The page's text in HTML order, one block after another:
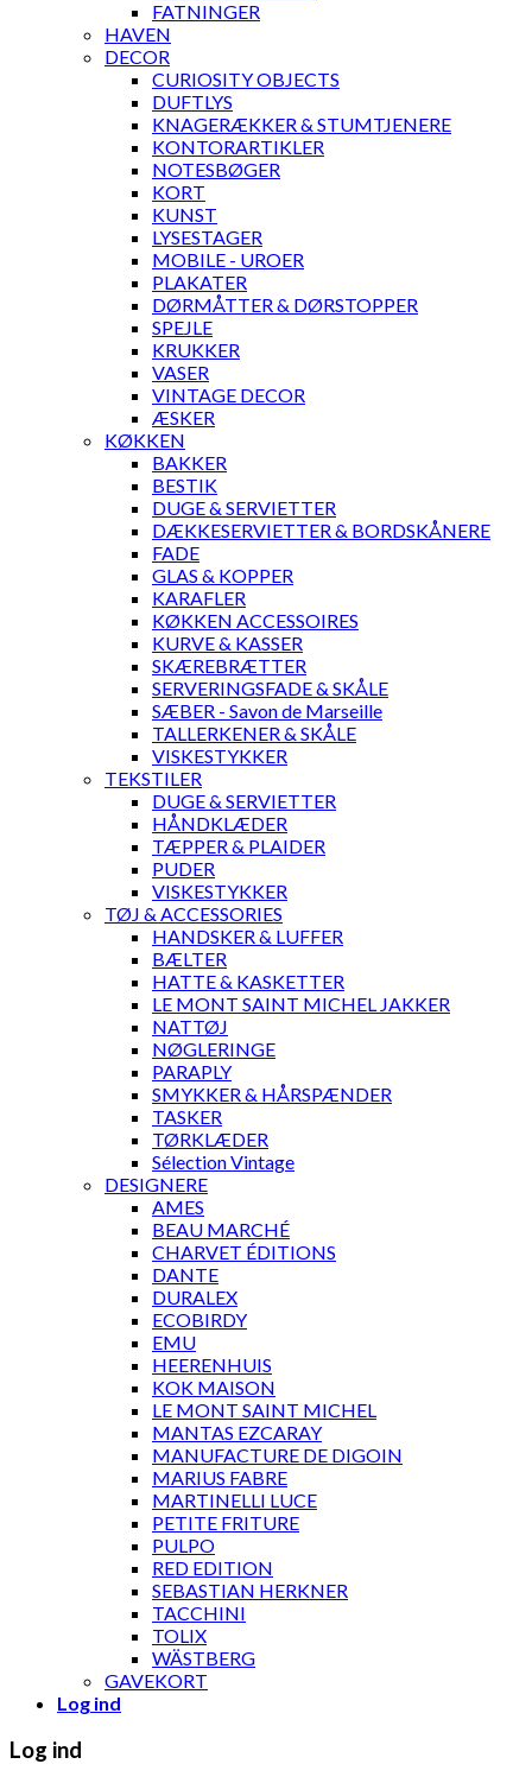
FATNINGER
HAVEN
DECOR
CURIOSITY OBJECTS
DUFTLYS
KNAGERÆKKER & STUMTJENERE
KONTORARTIKLER
NOTESBØGER
KORT
KUNST
LYSESTAGER
MOBILE - UROER
PLAKATER
DØRMÅTTER & DØRSTOPPER
SPEJLE
KRUKKER
VASER
VINTAGE DECOR
ÆSKER
KØKKEN
BAKKER
BESTIK
DUGE & SERVIETTER
DÆKKESERVIETTER & BORDSKÅNERE
FADE
GLAS & KOPPER
KARAFLER
KØKKEN ACCESSOIRES
KURVE & KASSER
SKÆREBRÆTTER
SERVERINGSFADE & SKÅLE
SÆBER - Savon de Marseille
TALLERKENER & SKÅLE
VISKESTYKKER
TEKSTILER
DUGE & SERVIETTER
HÅNDKLÆDER
TÆPPER & PLAIDER
PUDER
VISKESTYKKER
TØJ & ACCESSORIES
HANDSKER & LUFFER
BÆLTER
HATTE & KASKETTER
LE MONT SAINT MICHEL JAKKER
NATTØJ
NØGLERINGE
PARAPLY
SMYKKER & HÅRSPÆNDER
TASKER
TØRKLÆDER
Sélection Vintage
DESIGNERE
AMES
BEAU MARCHÉ
CHARVET ÉDITIONS
DANTE
DURALEX
ECOBIRDY
EMU
HEERENHUIS
KOK MAISON
LE MONT SAINT MICHEL
MANTAS EZCARAY
MANUFACTURE DE DIGOIN
MARIUS FABRE
MARTINELLI LUCE
PETITE FRITURE
PULPO
RED EDITION
SEBASTIAN HERKNER
TACCHINI
TOLIX
WÄSTBERG
GAVEKORT
Log ind
Log ind